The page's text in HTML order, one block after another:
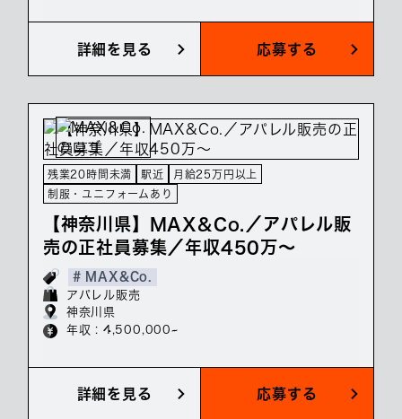
詳細を見る 応募する
残業20時間未満 駅近
月給25万円以上
制服・ユニフォームあり
【神奈川県】MAX&Co.／アパレル販
売の正社員募集／年収450万～
# MAX&Co.
アパレル販売
神奈川県
年収 : 4,500,000~
詳細を見る 応募する